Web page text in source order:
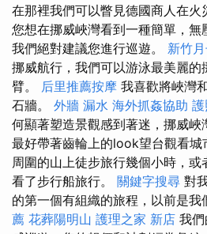
在那裡我們可以瞥見德國商人在
您想在挪威峽灣看到一種簡單，無
我們絕對建議您進行巡遊。 新竹
挪威航行，我們可以游泳最美麗的
臂。 后里推薦按摩 我喜歡將峽灣
石牆。 外牆 漏水 海外抓姦協助
何顯著塑造景觀感到著迷，挪威峽
最好帶著齒輪上的look望台觀看城
周圍的山上徒步旅行幾個小時，
看了步行船旅行。 關鍵字搜尋 對
的第一個有組織的旅程，以前是我
薦 花葬陽明山 護理之家 新店 我